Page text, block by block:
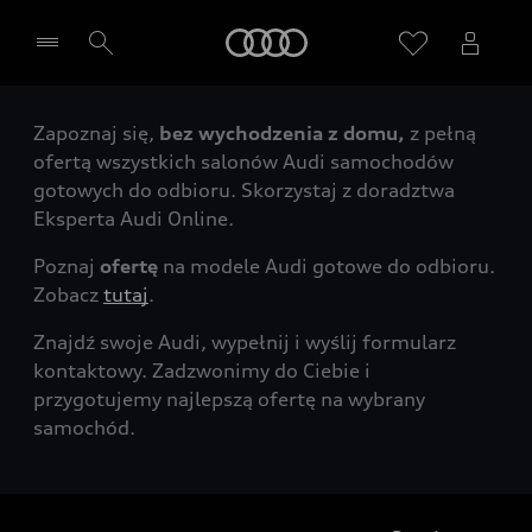
Wybierz Twojego Partnera Audi
Zapoznaj się, bez wychodzenia z domu, z pełną
ofertą wszystkich salonów Audi samochodów
gotowych do odbioru. Skorzystaj z doradztwa
Eksperta Audi Online.
Poznaj ofertę na modele Audi gotowe do odbioru.
Zobacz tutaj.
Znajdź swoje Audi, wypełnij i wyślij formularz
kontaktowy. Zadzwonimy do Ciebie i
przygotujemy najlepszą ofertę na wybrany
samochód.